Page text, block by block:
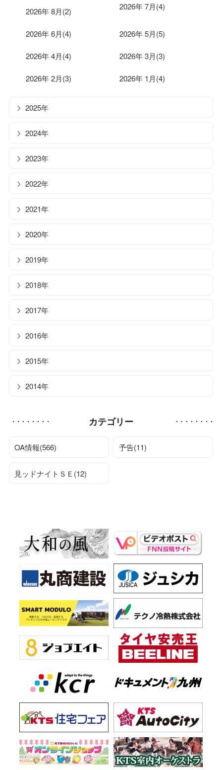
2026年 8月(2) 2026年 7月(4)
2026年 6月(4) 2026年 5月(5)
2026年 4月(4) 2026年 3月(3)
2026年 2月(3) 2026年 1月(4)
2025年
2024年
2023年
2022年
2021年
2020年
2019年
2018年
2017年
2016年
2015年
2014年
カテゴリー
OA情報(566) 予告(11)
見ッドナイトＳＥ(12)